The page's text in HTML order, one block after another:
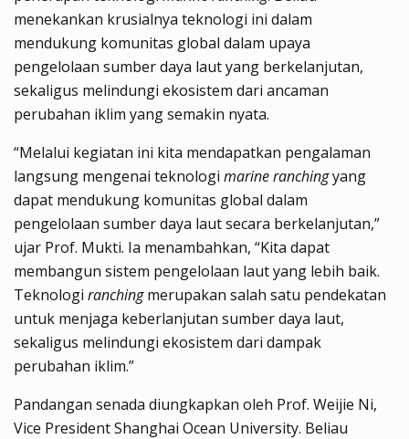
menekankan krusialnya teknologi ini dalam
mendukung komunitas global dalam upaya
pengelolaan sumber daya laut yang berkelanjutan,
sekaligus melindungi ekosistem dari ancaman
perubahan iklim yang semakin nyata.
“Melalui kegiatan ini kita mendapatkan pengalaman
langsung mengenai teknologi marine ranchingyang
dapat mendukung komunitas global dalam
pengelolaan sumber daya laut secara berkelanjutan,”
ujar Prof. Mukti. Ia menambahkan, “Kita dapat
membangun sistem pengelolaan laut yang lebih baik.
Teknologi ranchingmerupakan salah satu pendekatan
untuk menjaga keberlanjutan sumber daya laut,
sekaligus melindungi ekosistem dari dampak
perubahan iklim.”
Pandangan senada diungkapkan oleh Prof. Weijie Ni,
Vice President Shanghai Ocean University. Beliau